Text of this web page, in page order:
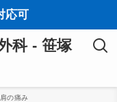
応可
科 - 笹塚
肩の痛み